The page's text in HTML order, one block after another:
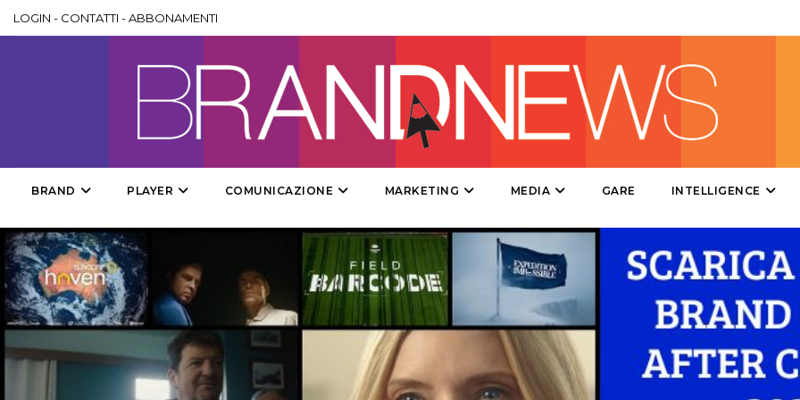
CINEMA
EDITORIA
ESTERNA
RADIO / AUDIO
TV
LOGIN - CONTATTI -ABBONAMENTI
BRAND PLAYER COMUNICAZIONE MARKETING MEDIA GARE INTELLIGENCE